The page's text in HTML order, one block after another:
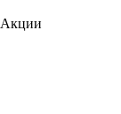
Акции